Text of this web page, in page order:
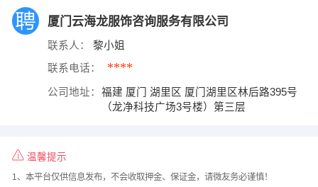
厦门云海龙服饰咨询服务有限公司
联系人： 黎小姐
联系电话： ****
公司地址：
福建 厦门 湖里区 厦门湖里区林后路395号
（龙净科技广场3号楼）第三层
温馨提示
1、本平台仅供信息发布，不会收取押金、保证金，请微友务必谨慎！